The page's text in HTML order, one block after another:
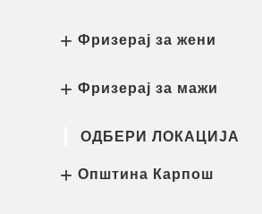
Фризерај за жени
Фризерај за мажи
ОДБЕРИ ЛОКАЦИЈА
Општина Карпош